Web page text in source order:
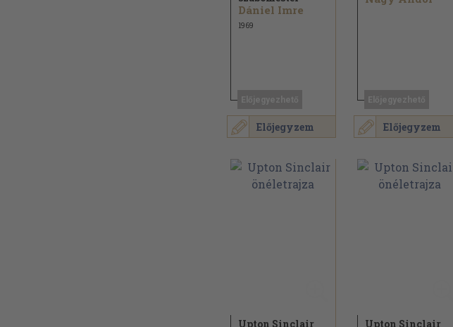
Előjegyzem
Dániel Imre
1969
Előjegyzem
Upton Sinclair Upton Sinclair